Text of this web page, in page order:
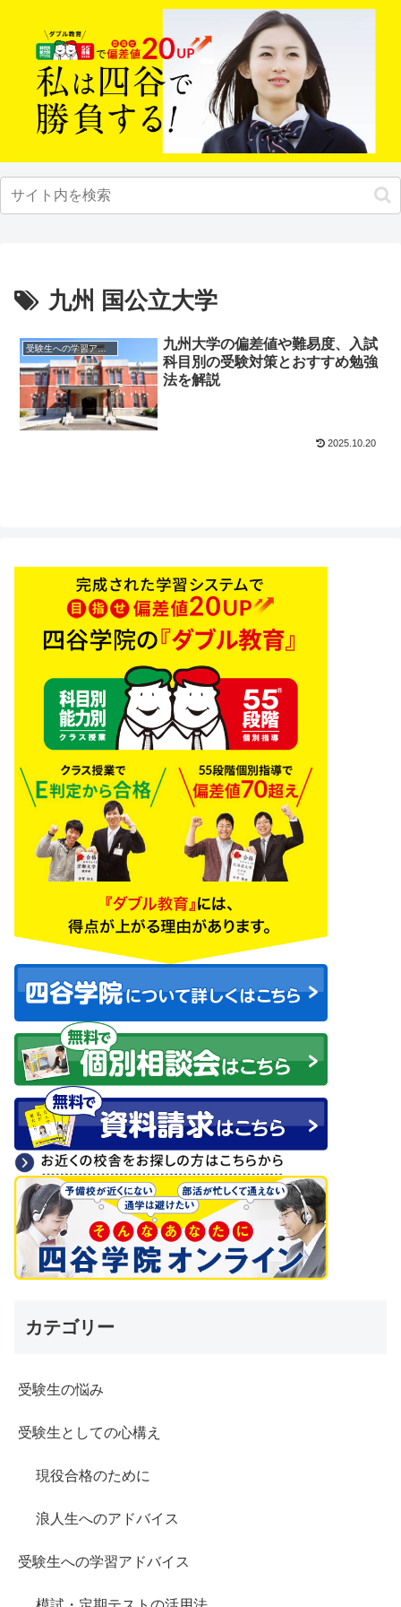
九州 国公立大学
受験生への学習アドバイス
九州大学の偏差値や難易度、入試
科目別の受験対策とおすすめ勉強
法を解説
2025.10.20
カテゴリー
受験生の悩み
受験生としての心構え
現役合格のために
浪人生へのアドバイス
受験生への学習アドバイス